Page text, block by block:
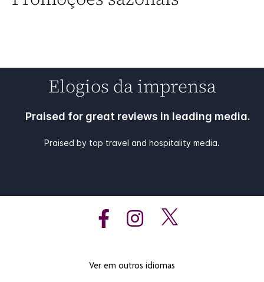
Elogios da imprensa
Praised for great reviews in leading media.
Praised by top travel and hospitality media.
Ver em outros idiomas